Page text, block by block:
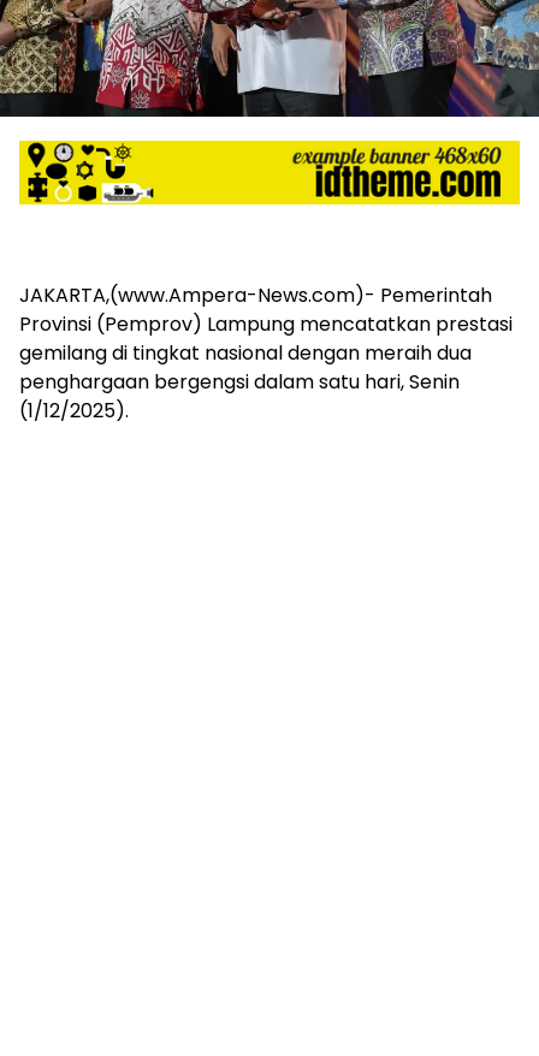
harga
iklan
yang
relatif
lebih
murah
dari
Koran
lainnya,
desain
Koran
dan
media
siber
JAKARTA,(www.Ampera-News.com)- Pemerintah
Provinsi (Pemprov) Lampung mencatatkan prestasi
gemilang di tingkat nasional dengan meraih dua
penghargaan bergengsi dalam satu hari, Senin
(1/12/2025).